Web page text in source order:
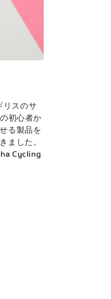
リスのサ
初心者か
る製品を
ました。
Cycling